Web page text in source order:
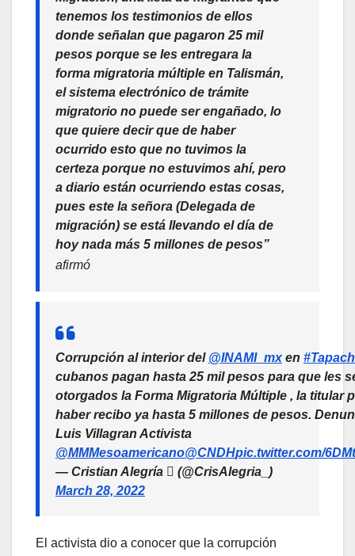
tenemos los testimonios de ellos
donde señalan que pagaron 25 mil
pesos porque se les entregara la
forma migratoria múltiple en Talismán,
el sistema electrónico de trámite
migratorio no puede ser engañado, lo
que quiere decir que de haber
ocurrido esto que no tuvimos la
certeza porque no estuvimos ahí, pero
a diario están ocurriendo estas cosas,
pues este la señora (Delegada de
migración) se está llevando el día de
hoy nada más 5 millones de pesos”
afirmó
Corrupción al interior del @INAMI_mxen
cubanos pagan hasta 25 mil pesos para que les
otorgados la Forma Migratoria Múltiple , la titular
haber recibo ya hasta 5 millones de pesos.
Luis Villagran Activista
@MMMesoamericano@CNDHpic.twitter.com/
— Cristian Alegría  (@CrisAlegria_)
March 28, 2022
El activista dio a conocer que la corrupción